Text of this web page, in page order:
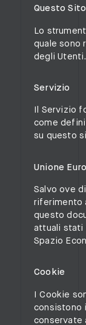
Questo
Lo
quale sono
degli Utenti.
Servizio
Il Servizio
come
su questo
Unione
Salvo ove
riferimento
questo
attuali stati
Spazio
Cookie
I Cookie
consistono
conservate